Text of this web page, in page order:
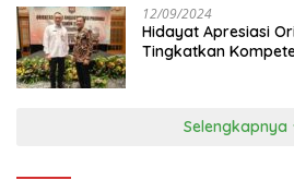
12/09/2024
Hidayat Apresiasi
Tingkatkan
Selengkapnya